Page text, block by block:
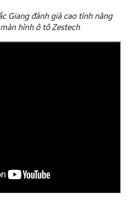
Giang đánh giá cao tính năng
hình ô tô Zestech